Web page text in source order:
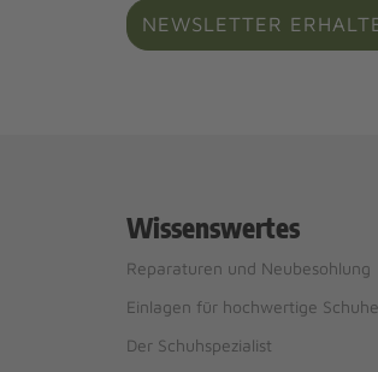
NEWSLETTER
Wissenswertes
Reparaturen und Neubesohlung
Einlagen für hochwertige Schuhe
Der Schuhspezialist